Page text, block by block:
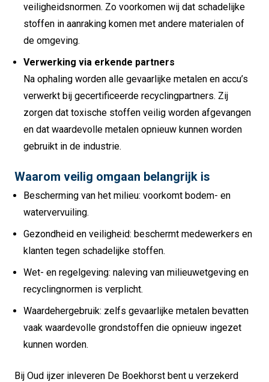
veiligheidsnormen. Zo voorkomen wij dat schadelijke
stoffen in aanraking komen met andere materialen of
de omgeving.
Verwerking via erkende partners
Na ophaling worden alle gevaarlijke metalen en accu’s
verwerkt bij gecertificeerde recyclingpartners. Zij
zorgen dat toxische stoffen veilig worden afgevangen
en dat waardevolle metalen opnieuw kunnen worden
gebruikt in de industrie.
Waarom veilig omgaan belangrijk is
Bescherming van het milieu: voorkomt bodem- en
watervervuiling.
Gezondheid en veiligheid: beschermt medewerkers en
klanten tegen schadelijke stoffen.
Wet- en regelgeving: naleving van milieuwetgeving en
recyclingnormen is verplicht.
Waardehergebruik: zelfs gevaarlijke metalen bevatten
vaak waardevolle grondstoffen die opnieuw ingezet
kunnen worden.
Bij Oud ijzer inleveren De Boekhorst bent u verzekerd